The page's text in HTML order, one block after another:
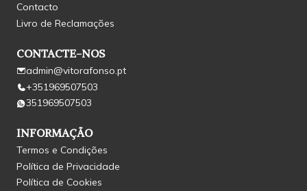
Contacto
Livro de Reclamações
CONTACTE-NOS
admin@vitorafonso.pt
+351969507503
351969507503
INFORMAÇÃO
Termos e Condições
Política de Privacidade
Política de Cookies